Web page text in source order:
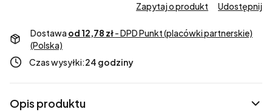
Zapytaj o produkt Udostępnij
Dostawa od 12,78 zł- DPD Punkt (placówki partnerskie)
(Polska)
Czas wysyłki:24 godziny
Opis produktu